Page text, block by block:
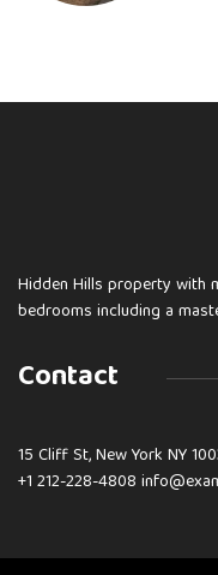
Hidden Hills property with
bedrooms including a
Contact
15 Cliff St, New York NY
+1 212-228-4808